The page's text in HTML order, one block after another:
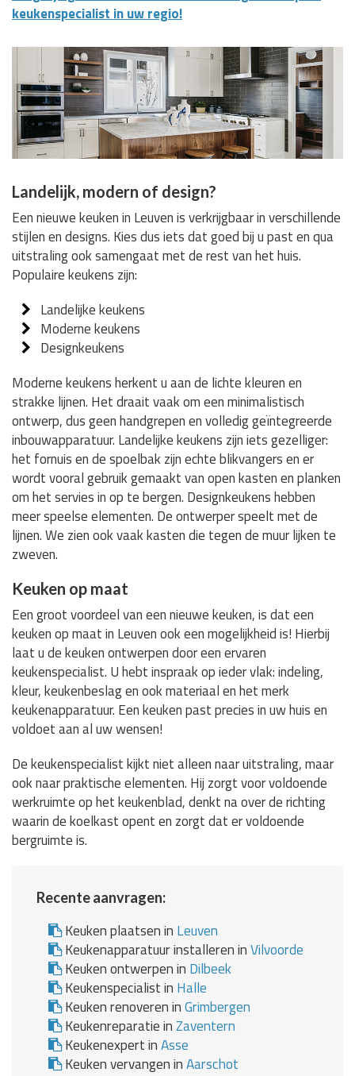
keukenspecialist in uw regio!
Landelijk, modern of design?
Een nieuwe keuken in Leuven is verkrijgbaar in verschillende
stijlen en designs. Kies dus iets dat goed bij u past en qua
uitstraling ook samengaat met de rest van het huis.
Populaire keukens zijn:
Landelijke keukens
Moderne keukens
Designkeukens
Moderne keukens herkent u aan de lichte kleuren en
strakke lijnen. Het draait vaak om een minimalistisch
ontwerp, dus geen handgrepen en volledig geïntegreerde
inbouwapparatuur. Landelijke keukens zijn iets gezelliger:
het fornuis en de spoelbak zijn echte blikvangers en er
wordt vooral gebruik gemaakt van open kasten en planken
om het servies in op te bergen. Designkeukens hebben
meer speelse elementen. De ontwerper speelt met de
lijnen. We zien ook vaak kasten die tegen de muur lijken te
zweven.
Keuken op maat
Een groot voordeel van een nieuwe keuken, is dat een
keuken op maat in Leuven ook een mogelijkheid is! Hierbij
laat u de keuken ontwerpen door een ervaren
keukenspecialist. U hebt inspraak op ieder vlak: indeling,
kleur, keukenbeslag en ook materiaal en het merk
keukenapparatuur. Een keuken past precies in uw huis en
voldoet aan al uw wensen!
De keukenspecialist kijkt niet alleen naar uitstraling, maar
ook naar praktische elementen. Hij zorgt voor voldoende
werkruimte op het keukenblad, denkt na over de richting
waarin de koelkast opent en zorgt dat er voldoende
bergruimte is.
Recente aanvragen:
Keuken plaatsen in Leuven
Keukenapparatuur installeren inVilvoorde
Keuken ontwerpen in Dilbeek
Keukenspecialist in Halle
Keuken renoveren inGrimbergen
Keukenreparatie inZaventern
Keukenexpert inAsse
Keuken vervangen inAarschot